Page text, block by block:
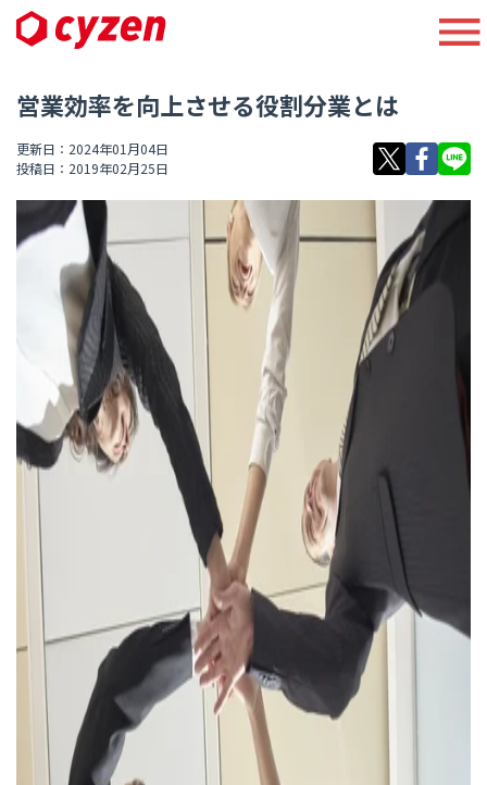
営業効率を向上させる役割分業とは
更新日：2024年01月04日
投稿日：2019年02月25日